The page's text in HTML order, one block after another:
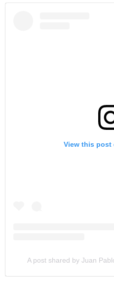
View this post
A post shared by Juan